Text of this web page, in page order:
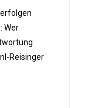
Wer
Reisinger